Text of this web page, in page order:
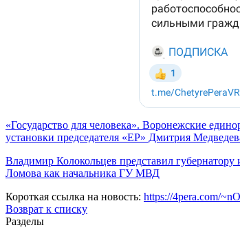
«Государство для человека». Воронежские
установки председателя «ЕР» Дмитрия
Владимир Колокольцев представил
Ломова как начальника ГУ МВД
Короткая ссылка на новость: https://4pera.com/
Возврат к списку
Разделы